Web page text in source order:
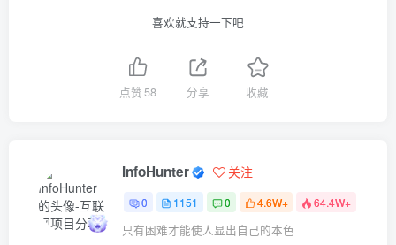
喜欢就支持一下吧
点赞 58 分享 收藏
InfoHunter 关注
0 1151 0 4.6W+ 64.4W+
只有困难才能使人显出自己的本色